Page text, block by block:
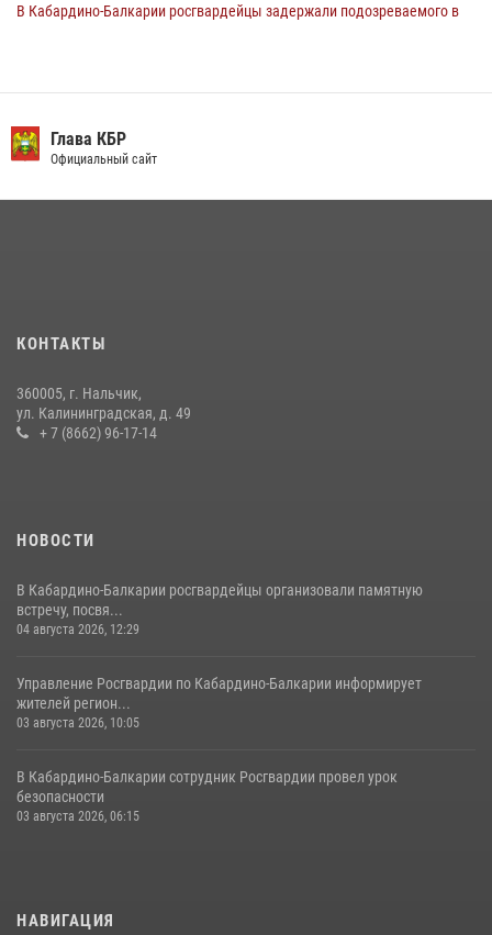
В Кабардино-Балкарии росгвардейцы задержали подозреваемого в
округе Росгвардии
09 июля 2026, 08:36
​ ОФИЦЕР РОСГВАРДИИ ВЫСТУПИЛ В ЭФИРЕ ВЕДОМСТВЕННОЙ
В Кабардино-Балкарии при силовой поддержке Росгвардии изъяты
оружие и наркотические средства
Глава КБР
Официальный сайт
КОНТАКТЫ
360005, г. Нальчик,
ул. Калининградская, д. 49
+ 7 (8662) 96-17-14
НОВОСТИ
В Кабардино-Балкарии росгвардейцы организовали памятную
встречу, посвя...
04 августа 2026, 12:29
Управление Росгвардии по Кабардино-Балкарии информирует
жителей регион...
03 августа 2026, 10:05
В Кабардино‑Балкарии сотрудник Росгвардии провел урок
безопасности
03 августа 2026, 06:15
НАВИГАЦИЯ